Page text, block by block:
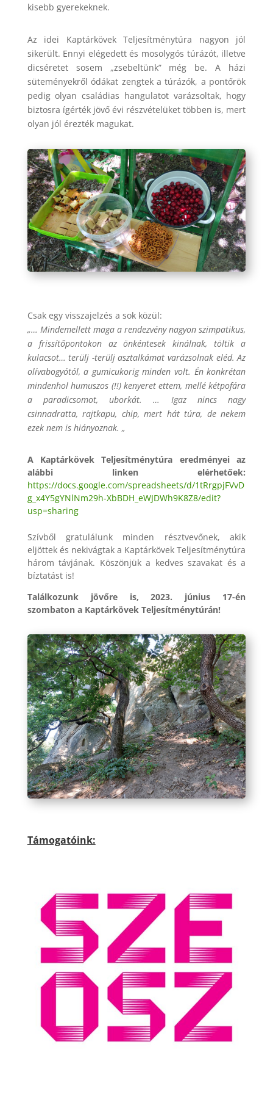
kisebb gyerekeknek.
Az idei Kaptárkövek Teljesítménytúra nagyon jól
sikerült. Ennyi elégedett és mosolygós túrázót, illetve
dicséretet sosem „zsebeltünk” még be. A házi
süteményekről ódákat zengtek a túrázók, a pontőrök
pedig olyan családias hangulatot varázsoltak, hogy
biztosra ígérték jövő évi részvételüket többen is, mert
olyan jól érezték magukat.
Csak egy visszajelzés a sok közül:
„… Mindemellett maga a rendezvény nagyon szimpatikus,
a frissítőpontokon az önkéntesek kinálnak, töltik a
kulacsot… terülj -terülj asztalkámat varázsolnak eléd. Az
olívabogyótól, a gumicukorig minden volt. Én konkrétan
mindenhol humuszos (!!) kenyeret ettem, mellé kétpofára
a paradicsomot, uborkát. … Igaz nincs nagy
csinnadratta, rajtkapu, chip, mert hát túra, de nekem
ezek nem is hiányoznak. „
A Kaptárkövek Teljesítménytúra eredményei az
alábbi linken elérhetőek:
https://docs.google.com/spreadsheets/d/1tRrgpjFVvD
g_x4Y5gYNlNm29h-XbBDH_eWJDWh9K8Z8/edit?
usp=sharing
Szívből gratulálunk minden résztvevőnek, akik
eljöttek és nekivágtak a Kaptárkövek Teljesítménytúra
három távjának. Köszönjük a kedves szavakat és a
bíztatást is!
Találkozunk jövőre is, 2023. június 17-én
szombaton a Kaptárkövek Teljesítménytúrán!
Támogatóink: